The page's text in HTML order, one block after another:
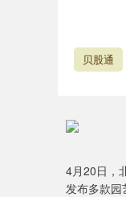
贝股通
4月20日，
发布多款园